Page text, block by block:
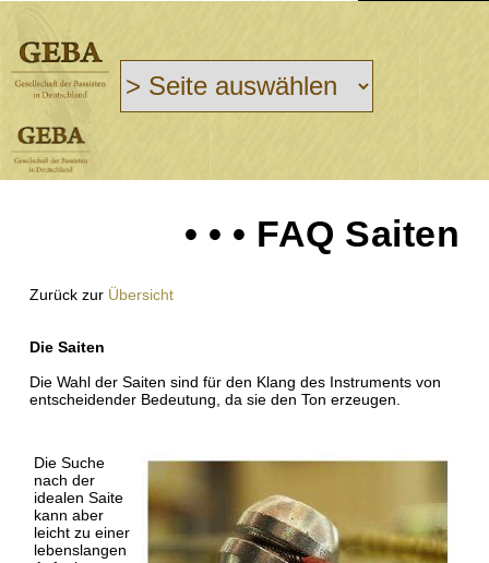
• • • FAQ Saiten
Zurück zur Übersicht
Die Saiten
Die Wahl der Saiten sind für den Klang des Instruments von
entscheidender Bedeutung, da sie den Ton erzeugen.
Die Suche
nach der
idealen Saite
kann aber
leicht zu einer
lebenslangen